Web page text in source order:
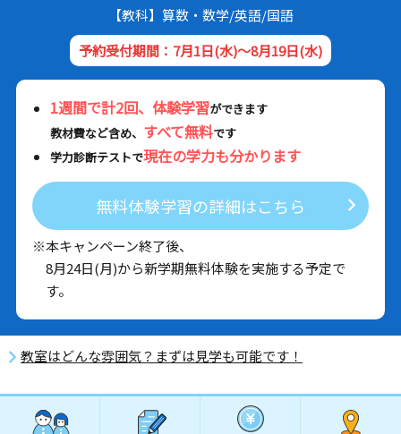
【教科】算数・数学/英語/国語
予約受付期間：7月1日(水)～8月19日(水)
1週間で計2回、体験学習ができます
教材費など含め、 すべて無料です
学力診断テストで現在の学力も分かります
無料体験学習の詳細はこちら
※本キャンペーン終了後、
8月24日(月)から新学期無料体験を実施する予定で
す。
教室はどんな雰囲気？まずは見学も可能です！